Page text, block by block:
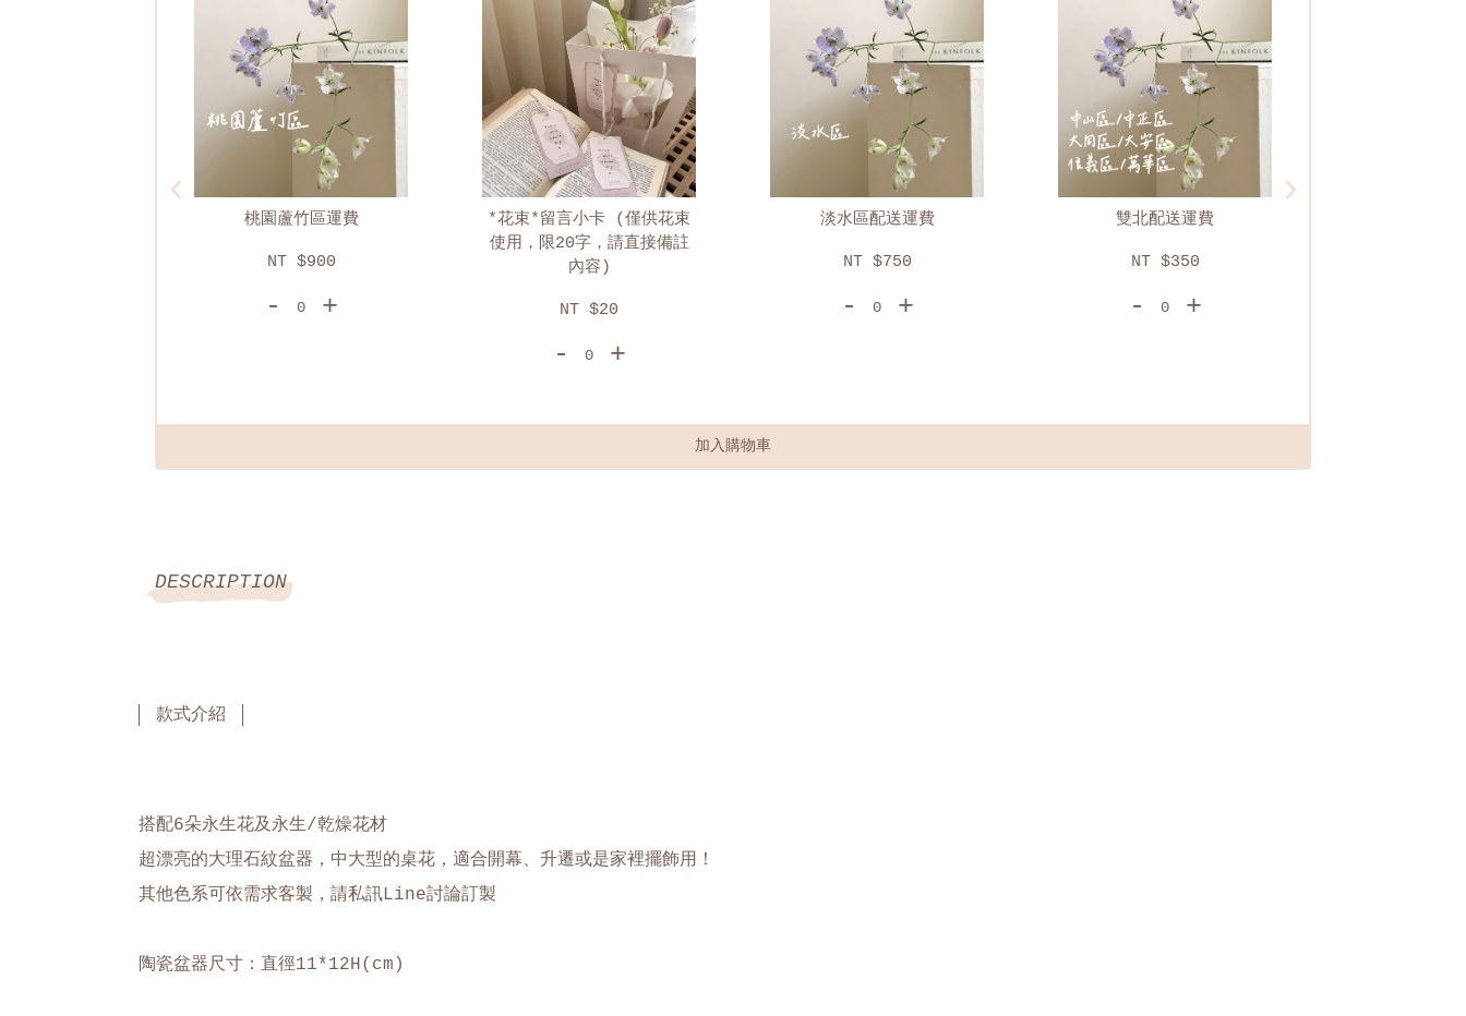
*花束*留言小卡 (僅供花束
內容)
NT $20
淡水區配送運費
NT $750
- +
雙北配送運費
NT $350
- +
上下樓費
NT $200
- +
‹ ›
加入購物車
DESCRIPTION
款式介紹
搭配6朵永生花及永生/乾燥花材
超漂亮的大理石紋盆器，中大型的桌花，適合開幕、升遷或是家裡擺飾用！
其他色系可依需求客製，請私訊Line討論訂製
陶瓷盆器尺寸：直徑11*12H(cm)